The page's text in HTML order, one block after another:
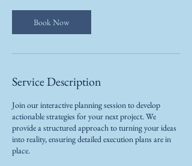
Book Now
Service Description
Join our interactive planning session to develop
actionable strategies for your next project. We
provide a structured approach to turning your ideas
into reality, ensuring detailed execution plans are in
place.